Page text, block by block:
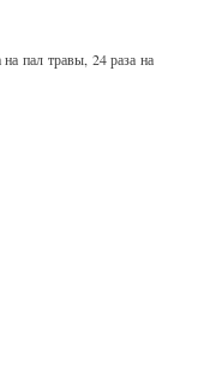
пал травы, 24 раза на